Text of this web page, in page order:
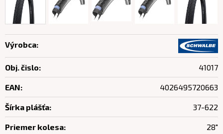
Výrobca:
Obj. čislo: 41017
EAN: 4026495720663
Šírka plášťa: 37-622
Priemer kolesa: 28"